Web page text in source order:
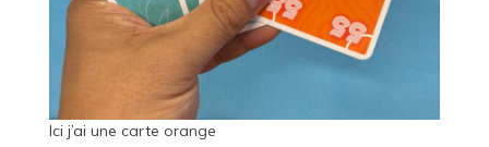
Ici j’ai une carte orange